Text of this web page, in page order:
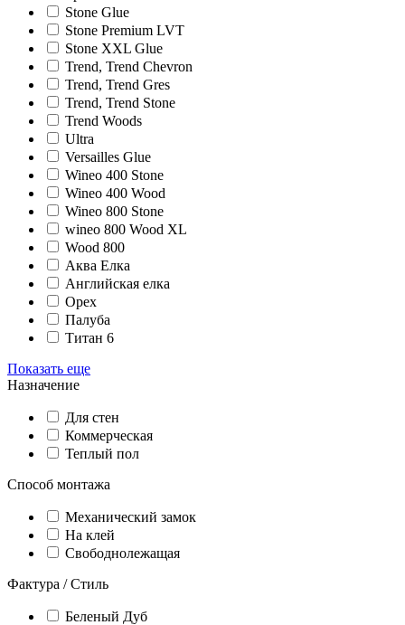
Stone Glue
Stone Premium LVT
Stone XXL Glue
Trend, Trend Chevron
Trend, Trend Gres
Trend, Trend Stone
Trend Woods
Ultra
Versailles Glue
Wineo 400 Stone
Wineo 400 Wood
Wineo 800 Stone
wineo 800 Wood XL
Wood 800
Аква Елка
Английская елка
Орех
Палуба
Титан 6
Показать еще
Назначение
Для стен
Коммерческая
Теплый пол
Способ монтажа
Механический замок
На клей
Свободнолежащая
Фактура / Стиль
Беленый Дуб